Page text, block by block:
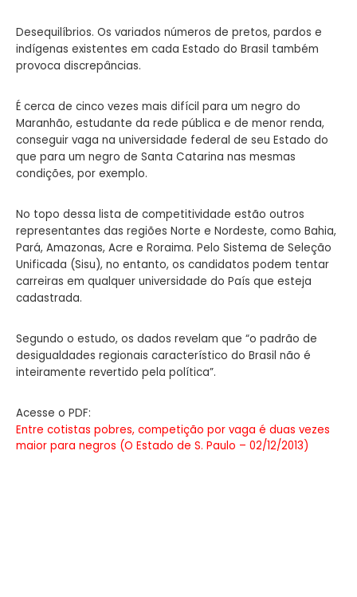
Desequilíbrios. Os variados números de pretos, pardos e
indígenas existentes em cada Estado do Brasil também
provoca discrepâncias.
É cerca de cinco vezes mais difícil para um negro do
Maranhão, estudante da rede pública e de menor renda,
conseguir vaga na universidade federal de seu Estado do
que para um negro de Santa Catarina nas mesmas
condições, por exemplo.
No topo dessa lista de competitividade estão outros
representantes das regiões Norte e Nordeste, como Bahia,
Pará, Amazonas, Acre e Roraima. Pelo Sistema de Seleção
Unificada (Sisu), no entanto, os candidatos podem tentar
carreiras em qualquer universidade do País que esteja
cadastrada.
Segundo o estudo, os dados revelam que “o padrão de
desigualdades regionais característico do Brasil não é
inteiramente revertido pela política”.
Acesse o PDF:
Entre cotistas pobres, competição por vaga é duas vezes
maior para negros (O Estado de S. Paulo – 02/12/2013)